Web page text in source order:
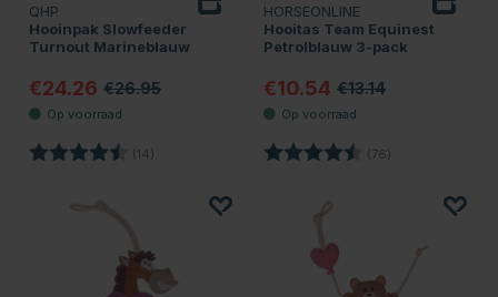
QHP
Hooinpak Slowfeeder
Turnout Marineblauw
€24.26 €26.95
Beoordeling: (14)
HORSEONLINE
Hooitas Team Equinest
Petrolblauw 3-pack
€10.54 €13.14
Beoordeling: (76)